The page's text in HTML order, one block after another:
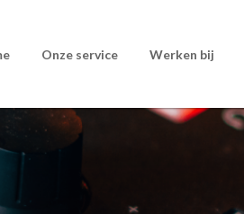
Onze service Werken bij